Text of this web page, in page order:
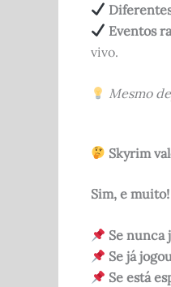
Eventos
vivo.
Mesmo
Skyrim
Sim, e muito!
Se nunca
Se já
Se está